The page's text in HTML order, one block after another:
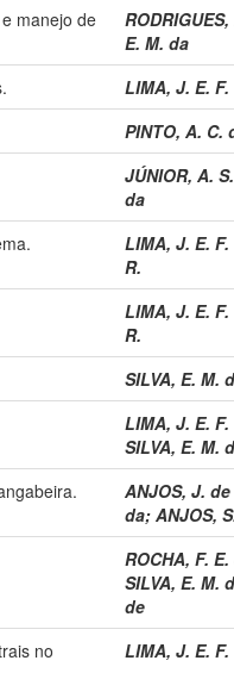
manejo de
E. M. da
LIMA, J. E. F.
PINTO, A. C.
JÚNIOR, A.
da
LIMA, J. E. F.
R.
LIMA, J. E. F.
R.
SILVA, E. M.
LIMA, J. E. F.
SILVA, E. M.
ANJOS, J.
da; ANJOS,
ROCHA, F.
SILVA, E. M.
de
no
LIMA, J. E. F.